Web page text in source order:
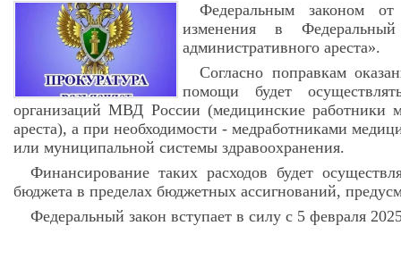
Федеральным законом
изменения в
административного ареста».
Согласно поправкам
помощи будет
организаций МВД России (медицинские работники
ареста), а при необходимости - медработниками
или муниципальной системы здравоохранения.
Финансирование таких расходов будет
бюджета в пределах бюджетных ассигнований,
Федеральный закон вступает в силу с 5 февраля